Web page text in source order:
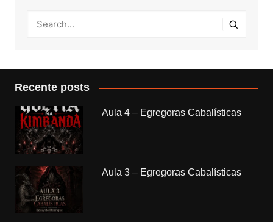
Recente posts
Aula 4 – Egregoras Cabalísticas
Aula 3 – Egregoras Cabalísticas